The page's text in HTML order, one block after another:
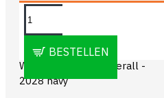
BESTELLEN
OMSCHRIJVING
Workman Classic Overall -
2028 navy